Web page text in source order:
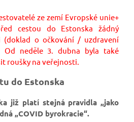
ze zemí Evropské unie+
cestou do Estonska žádný
(doklad o očkování / uzdravení
Od neděle 3. dubna byla také
roušky na veřejnosti.
do Estonska
již platí stejná pravidla „jako
„COVID byrokracie“.